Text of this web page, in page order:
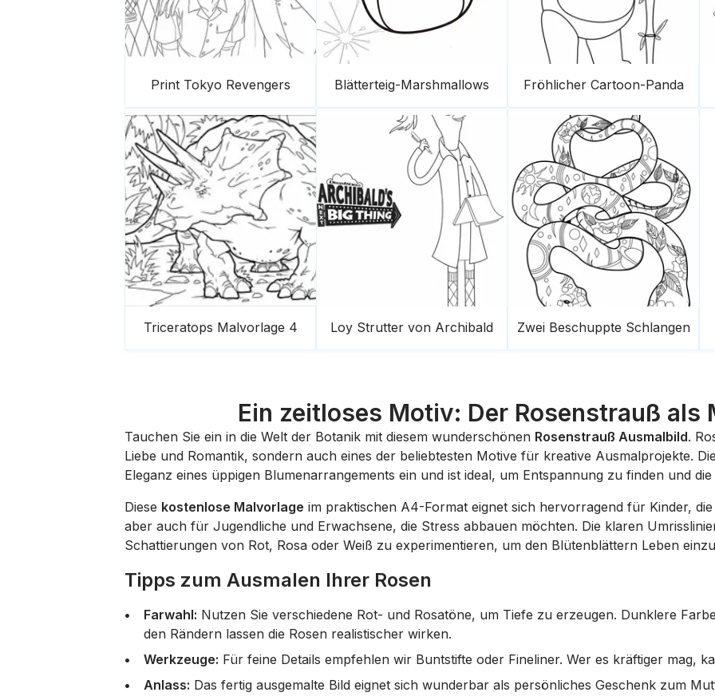
Print Tokyo Revengers Blätterteig-Marshmallows Fröhlicher Cartoon-Panda
Triceratops Malvorlage 4 Loy Strutter von Archibald Zwei Beschuppte Schlangen
Ein zeitloses Motiv: Der Rosenstrauß als
Tauchen Sie ein in die Welt der Botanik mit diesem wunderschönen Rosenstrauß Ausmalbild.
Liebe und Romantik, sondern auch eines der beliebtesten Motive für kreative Ausmalprojekte.
Eleganz eines üppigen Blumenarrangements ein und ist ideal, um Entspannung zu finden und
Diese kostenlose Malvorlage im praktischen A4-Format eignet sich hervorragend für Kinder,
aber auch für Jugendliche und Erwachsene, die Stress abbauen möchten. Die klaren
Schattierungen von Rot, Rosa oder Weiß zu experimentieren, um den Blütenblättern Leben
Tipps zum Ausmalen Ihrer Rosen
Farwahl: Nutzen Sie verschiedene Rot- und Rosatöne, um Tiefe zu erzeugen. Dunklere
den Rändern lassen die Rosen realistischer wirken.
Werkzeuge: Für feine Details empfehlen wir Buntstifte oder Fineliner. Wer es kräftiger mag,
Anlass: Das fertig ausgemalte Bild eignet sich wunderbar als persönliches Geschenk zum